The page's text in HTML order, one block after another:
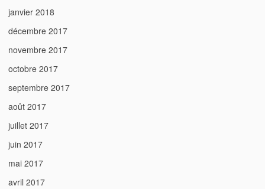
janvier 2018
décembre 2017
novembre 2017
octobre 2017
septembre 2017
août 2017
juillet 2017
juin 2017
mai 2017
avril 2017